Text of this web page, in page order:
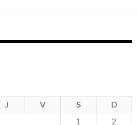
J V S D
1
2